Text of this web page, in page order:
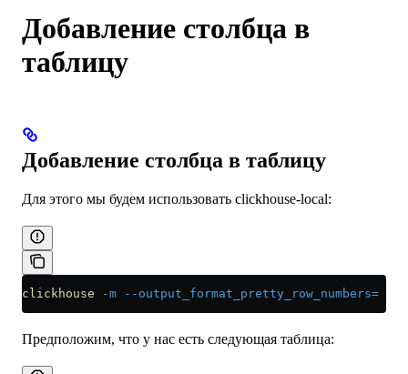
Добавление столбца в
таблицу
Добавление столбца в таблицу
Для этого мы будем использовать clickhouse-local:
clickhouse -m --output_format_pretty_row_numbers=
Предположим, что у нас есть следующая таблица: